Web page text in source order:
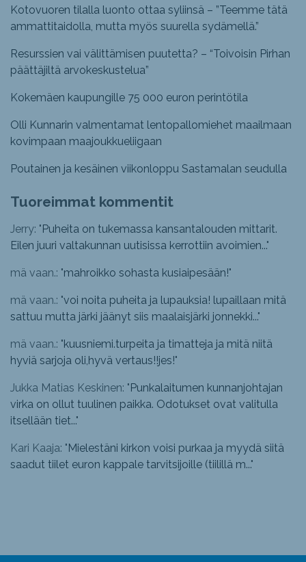
Kotovuoren tilalla luonto ottaa syliinsä – ”Teemme tätä
ammattitaidolla, mutta myös suurella sydämellä.”
Resurssien vai välittämisen puutetta? – “Toivoisin Pirhan
päättäjiltä arvokeskustelua”
Kokemäen kaupungille 75 000 euron perintötila
Olli Kunnarin valmentamat lentopallomiehet maailmaan
kovimpaan maajoukkueliigaan
Poutainen ja kesäinen viikonloppu Sastamalan seudulla
Tuoreimmat kommentit
Jerry: "Puheita on tukemassa kansantalouden mittarit.
Eilen juuri valtakunnan uutisissa kerrottiin avoimien..."
mä vaan.: "mahroikko sohasta kusiaipesään!"
mä vaan.: "voi noita puheita ja lupauksia! lupaillaan mitä
sattuu mutta järki jäänyt siis maalaisjärki jonnekki..."
mä vaan.: "kuusniemi.turpeita ja timatteja ja mitä niitä
hyviä sarjoja oli,hyvä vertaus!!jes!"
Jukka Matias Keskinen: "Punkalaitumen kunnanjohtajan
virka on ollut tuulinen paikka. Odotukset ovat valitulla
itsellään tiet..."
Kari Kaaja: "Mielestäni kirkon voisi purkaa ja myydä siitä
saadut tiilet euron kappale tarvitsijoille (tiilillä m..."